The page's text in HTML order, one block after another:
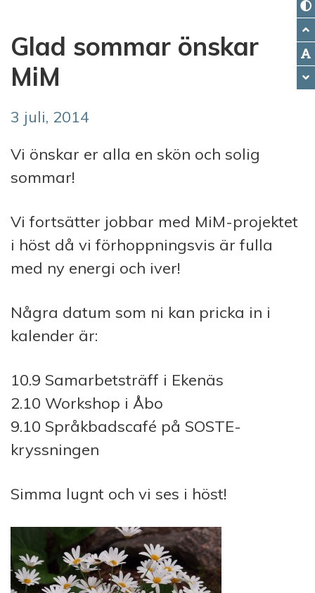
Glad sommar önskar
MiM
3 juli, 2014
Vi önskar er alla en skön och solig
sommar!
Vi fortsätter jobbar med MiM-projektet
i höst då vi förhoppningsvis är fulla
med ny energi och iver!
Några datum som ni kan pricka in i
kalender är:
10.9 Samarbetsträff i Ekenäs
2.10 Workshop i Åbo
9.10 Språkbadscafé på SOSTE-
kryssningen
Simma lugnt och vi ses i höst!